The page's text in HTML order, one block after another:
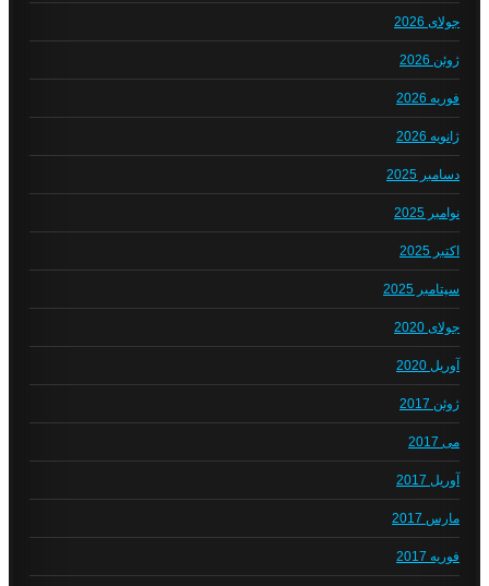
جولای 2026
ژوئن 2026
فوریه 2026
ژانویه 2026
دسامبر 2025
نوامبر 2025
اکتبر 2025
سپتامبر 2025
جولای 2020
آوریل 2020
ژوئن 2017
می 2017
آوریل 2017
مارس 2017
فوریه 2017